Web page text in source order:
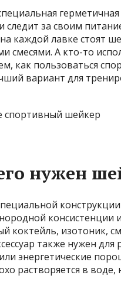
герметичная
следит за своим
каждой лавке стоят
смесями. А кто-то
как пользоваться
вариант для
нужен
консистенции
коктейль, изотоник,
также нужен
энергетические
растворяется в